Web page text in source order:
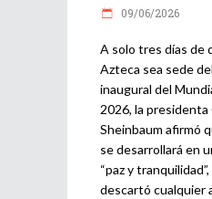
09/06/2026
A solo tres días de
Azteca sea sede
inaugural del
2026, la presidenta
Sheinbaum afirmó
se desarrollará en
“paz y
descartó cualquier